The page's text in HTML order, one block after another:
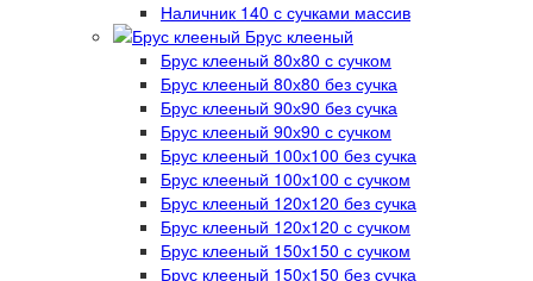
Наличник 140 с сучками массив
Брус клееный
Брус клееный 80х80 с сучком
Брус клееный 80х80 без сучка
Брус клееный 90х90 без сучка
Брус клееный 90х90 с сучком
Брус клееный 100х100 без сучка
Брус клееный 100х100 с сучком
Брус клееный 120х120 без сучка
Брус клееный 120х120 с сучком
Брус клееный 150х150 с сучком
Брус клееный 150х150 без сучка